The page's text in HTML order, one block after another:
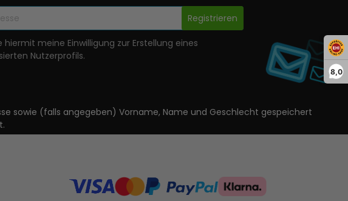
8,0
Registrieren
hiermit meine Einwilligung zur Erstellung eines
Nutzerprofils.
sowie (falls angegeben) Vorname, Name und Geschlecht gespeichert